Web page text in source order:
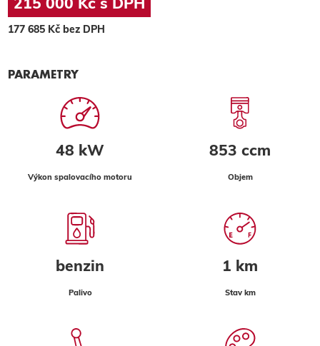
177 685 Kč bez DPH
PARAMETRY
48 kW
Výkon spalovacího motoru
853 ccm
Objem
benzin
Palivo
1 km
Stav km